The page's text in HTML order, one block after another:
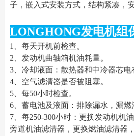
子，嵌入式安装方式，结构紧凑，
LONGHONG发电机组
1、每天开机前检查。
2、发动机曲轴箱机油耗量。
3、冷却液面：散热器和中冷器芯电
4、空气滤清器是否被阻塞。
5、每50小时检查。
6、蓄电池及液面：排除漏水，漏燃
7、每250-300小时：更换发动机机
旁道机油滤清器，更换燃油滤清器